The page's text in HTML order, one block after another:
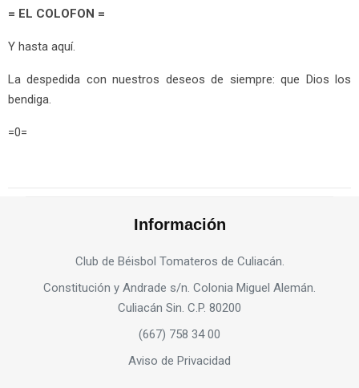
= EL COLOFON =
Y hasta aquí.
La despedida con nuestros deseos de siempre: que Dios los
bendiga.
=0=
Información
Club de Béisbol Tomateros de Culiacán.
Constitución y Andrade s/n. Colonia Miguel Alemán.
Culiacán Sin. C.P. 80200
(667) 758 34 00
Aviso de Privacidad